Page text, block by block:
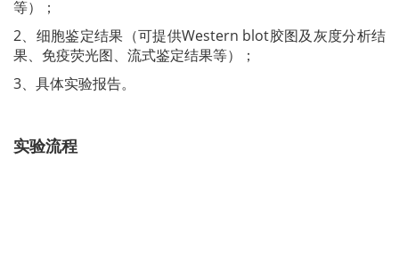
等）；
2、细胞鉴定结果（可提供Western blot胶图及灰度分析结
果、免疫荧光图、流式鉴定结果等）；
3、具体实验报告。
实验流程